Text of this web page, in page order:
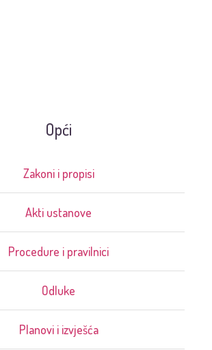
Opći
Zakoni i propisi
Akti ustanove
Procedure i pravilnici
Odluke
Planovi i izvješća